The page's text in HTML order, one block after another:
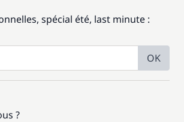
spécial été, last minute :
OK
?